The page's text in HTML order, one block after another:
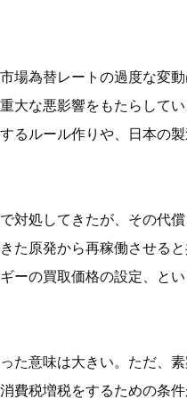
場為替レートの過度な変
大な悪影響をもたらして
るルール作りや、日本の
対処してきたが、その代
た原発から再稼働させる
ーの買取価格の設定、と
た意味は大きい。ただ、
費税増税をするための条